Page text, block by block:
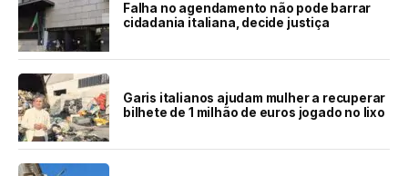
Falha no agendamento não pode barrar
cidadania italiana, decide justiça
Garis italianos ajudam mulher a recuperar
bilhete de 1 milhão de euros jogado no lixo